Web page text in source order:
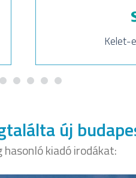
Kelet-
új
hasonló kiadó irodákat: